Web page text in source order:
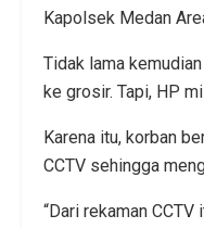
Kapolsek Medan
Tidak lama
ke grosir. Tapi, HP
Karena itu, korban
CCTV sehingga
“Dari rekaman